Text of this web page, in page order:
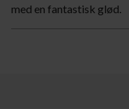
med en fantastisk glød.